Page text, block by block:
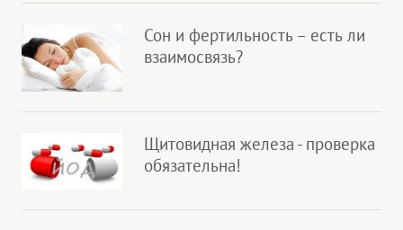
Сон и фертильность – есть ли
взаимосвязь?
Щитовидная железа - проверка
обязательна!